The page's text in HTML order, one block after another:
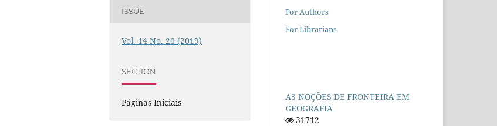
ISSUE
Vol. 14 No. 20 (2019)
SECTION
Páginas Iniciais
For Authors
For Librarians
AS NOÇÕES DE FRONTEIRA EM
GEOGRAFIA
31712